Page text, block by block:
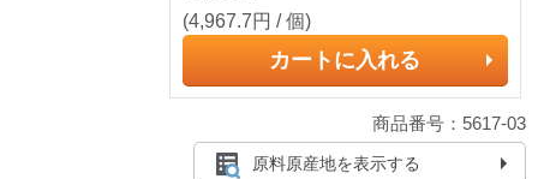
(4,967.7円 / 個)
カートに入れる
商品番号：5617-03
原料原産地を表示する